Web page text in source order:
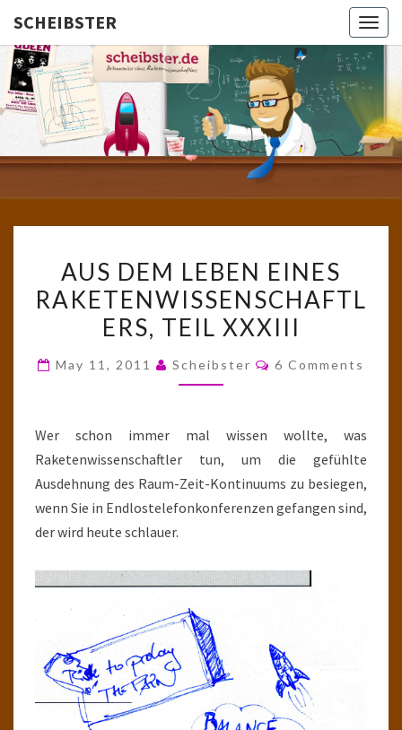
SCHEIBSTER
Gutbürgerliche
Reime Und
Mehr! In
Blogform.
School!
DEM
LEBEN
EINES
TEIL
AUS DEM LEBEN EINES
RAKETENWISSENSCHAFTL
ERS, TEIL XXXIII
May 11, 2011 Scheibster Comments
6 Comments
Wer schon immer mal wissen wollte, was
Raketenwissenschaftler tun, um die gefühlte
Ausdehnung des Raum-Zeit-Kontinuums zu besiegen,
wenn Sie in Endlostelefonkonferenzen gefangen sind,
der wird heute schlauer.